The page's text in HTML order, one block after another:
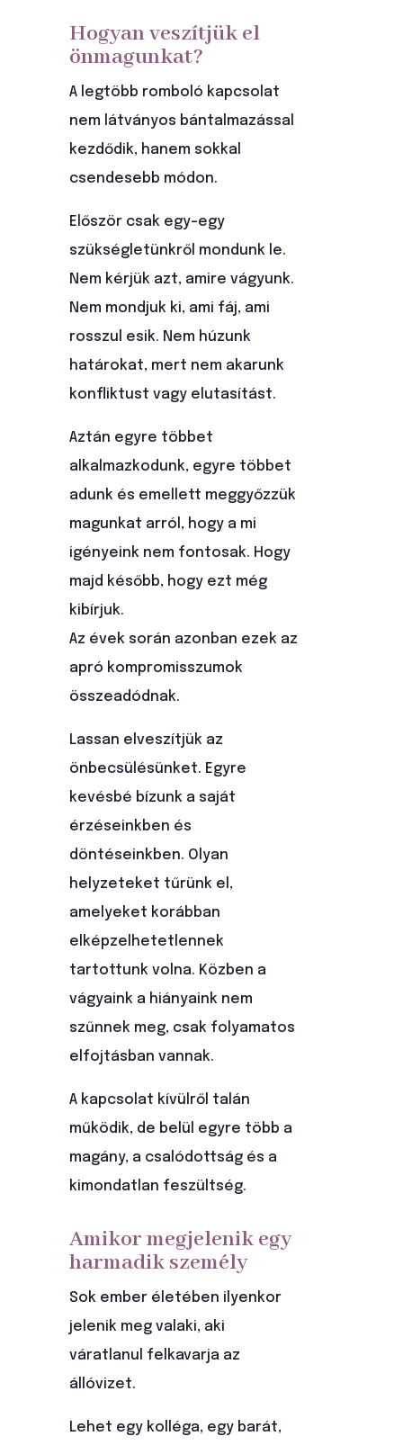
Hogyan veszítjük el
önmagunkat?
A legtöbb romboló kapcsolat
nem látványos bántalmazással
kezdődik, hanem sokkal
csendesebb módon.
Először csak egy-egy
szükségletünkről mondunk le.
Nem kérjük azt, amire vágyunk.
Nem mondjuk ki, ami fáj, ami
rosszul esik. Nem húzunk
határokat, mert nem akarunk
konfliktust vagy elutasítást.
Aztán egyre többet
alkalmazkodunk, egyre többet
adunk és emellett meggyőzzük
magunkat arról, hogy a mi
igényeink nem fontosak. Hogy
majd később, hogy ezt még
kibírjuk.
Az évek során azonban ezek az
apró kompromisszumok
összeadódnak.
Lassan elveszítjük az
önbecsülésünket. Egyre
kevésbé bízunk a saját
érzéseinkben és
döntéseinkben. Olyan
helyzeteket tűrünk el,
amelyeket korábban
elképzelhetetlennek
tartottunk volna. Közben a
vágyaink a hiányaink nem
szűnnek meg, csak folyamatos
elfojtásban vannak.
A kapcsolat kívülről talán
működik, de belül egyre több a
magány, a csalódottság és a
kimondatlan feszültség.
Amikor megjelenik egy
harmadik személy
Sok ember életében ilyenkor
jelenik meg valaki, aki
váratlanul felkavarja az
állóvizet.
Lehet egy kolléga, egy barát,